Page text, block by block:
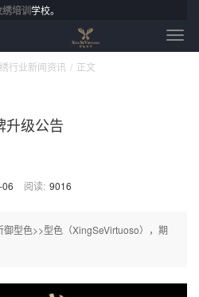
绣培训学校。
行业新闻资讯 正文
升级公告
阅读: 9016
型色>>型色（XingSeVirtuoso），期